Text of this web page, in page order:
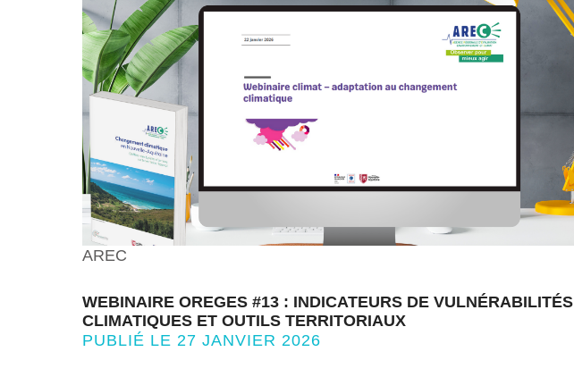
AREC
WEBINAIRE OREGES #13 : INDICATEURS DE VULNÉRABILITÉS
CLIMATIQUES ET OUTILS TERRITORIAUX
PUBLIÉ LE 27 JANVIER 2026